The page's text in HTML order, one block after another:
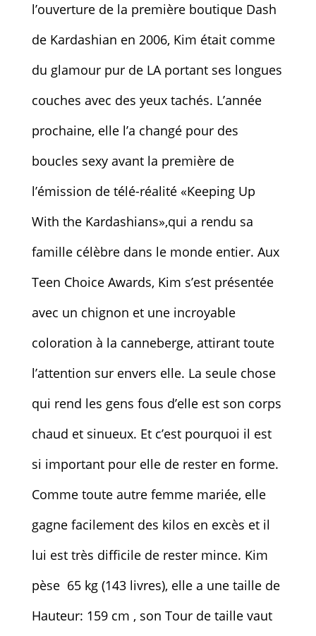
l’ouverture de la première boutique Dash
de Kardashian en 2006, Kim était comme
du glamour pur de LA portant ses longues
couches avec des yeux tachés. L’année
prochaine, elle l’a changé pour des
boucles sexy avant la première de
l’émission de télé-réalité «Keeping Up
With the Kardashians»,qui a rendu sa
famille célèbre dans le monde entier. Aux
Teen Choice Awards, Kim s’est présentée
avec un chignon et une incroyable
coloration à la canneberge, attirant toute
l’attention sur envers elle. La seule chose
qui rend les gens fous d’elle est son corps
chaud et sinueux. Et c’est pourquoi il est
si important pour elle de rester en forme.
Comme toute autre femme mariée, elle
gagne facilement des kilos en excès et il
lui est très difficile de rester mince. Kim
pèse 65 kg (143 livres), elle a une taille de
Hauteur: 159 cm , son Tour de taille vaut